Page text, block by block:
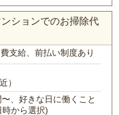
ションでのお掃除代
費支給、前払い制度あり
）
、好きな日に働くこと
から選択)